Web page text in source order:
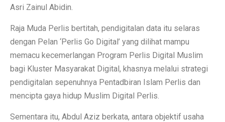
Asri Zainul Abidin.
Raja Muda Perlis bertitah, pendigitalan data itu selaras
dengan Pelan ‘Perlis Go Digital’ yang dilihat mampu
memacu kecemerlangan Program Perlis Digital Muslim
bagi Kluster Masyarakat Digital, khasnya melalui strategi
pendigitalan sepenuhnya Pentadbiran Islam Perlis dan
mencipta gaya hidup Muslim Digital Perlis.
Sementara itu, Abdul Aziz berkata, antara objektif usaha